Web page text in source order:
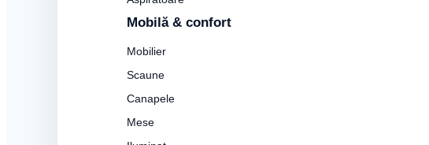
Mobilă & confort
Mobilier
Scaune
Canapele
Mese